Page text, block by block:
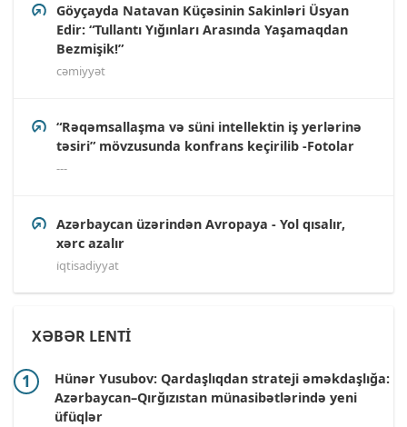
Göyçayda Natavan Küçəsinin Sakinləri Üsyan
Edir: “Tullantı Yığınları Arasında Yaşamaqdan
Bezmişik!”
cəmiyyət
“Rəqəmsallaşma və süni intellektin iş yerlərinə
təsiri” mövzusunda konfrans keçirilib -Fotolar
---
Azərbaycan üzərindən Avropaya - Yol qısalır,
xərc azalır
i̇qtisadiyyat
XƏBƏR LENTİ
Hünər Yusubov: Qardaşlıqdan strateji əməkdaşlığa:
Azərbaycan–Qırğızıstan münasibətlərində yeni
üfüqlər